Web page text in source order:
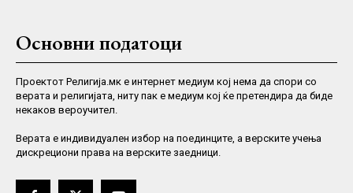
Основни податоци
Проектот Религија.мк е интернет медиум кој нема да спори со
верата и религијата, ниту пак е медиум кој ќе претендира да биде
некаков вероучител.
Верaта е индивидуален избор на поединците, а верските учења
дискрециони права на верските заедници.